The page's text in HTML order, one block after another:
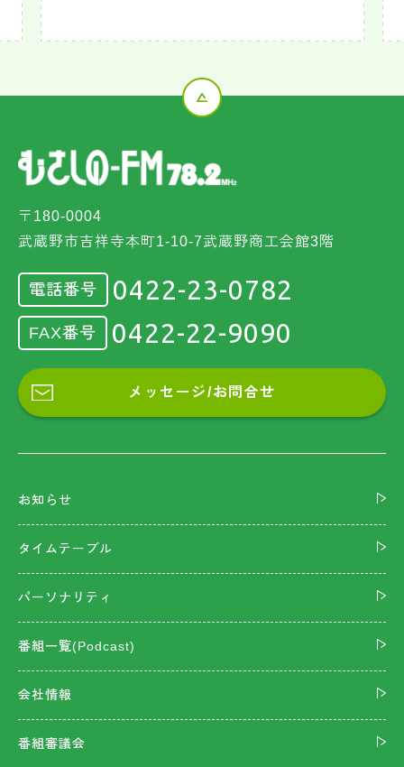
〒180-0004
武蔵野市吉祥寺本町1-10-7武蔵野商工会館3階
電話番号 0422-23-0782
FAX番号 0422-22-9090
メッセージ/お問合せ
お知らせ
タイムテーブル
パーソナリティ
番組一覧(Podcast)
会社情報
番組審議会